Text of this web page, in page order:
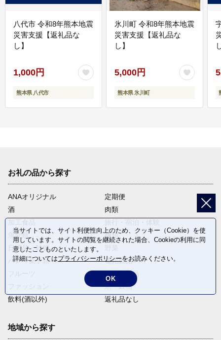
八代市 令和8年熊本地震
災害支援【返礼品な
し】
1,000円
熊本県 八代市
氷川町 令和8年熊本地震
災害支援【返礼品な
し】
5,000円
熊本県 氷川町
お礼の品から探す
ANAオリジナル
定期便
酒
肉類
魚介類
麺類
日用品・雑貨
パン・菓子類
電化製品
卵・乳製品
米・穀物
飲料(酒以外)
返礼品なし
地域から探す
当サイトでは、サイト利便性向上のため、クッキー（Cookie）を使
用しています。サイトの閲覧を継続された場合、Cookieの利用に同
意したことものといたします。
詳細についてはプライバシーポリシーをお読みください。
OK